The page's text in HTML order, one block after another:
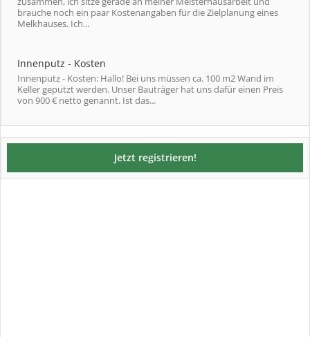
brauche noch ein paar Kostenangaben für die Zielplanung eines
Melkhauses. Ich...
Innenputz - Kosten
Innenputz - Kosten: Hallo! Bei uns müssen ca. 100 m2 Wand im
Keller geputzt werden. Unser Bauträger hat uns dafür einen Preis
von 900 € netto genannt. Ist das...
Jetzt registrieren!